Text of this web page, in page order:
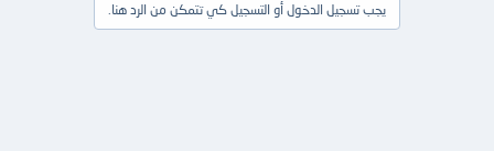
يجب تسجيل الدخول أو التسجيل كي تتمكن من الرد هنا.